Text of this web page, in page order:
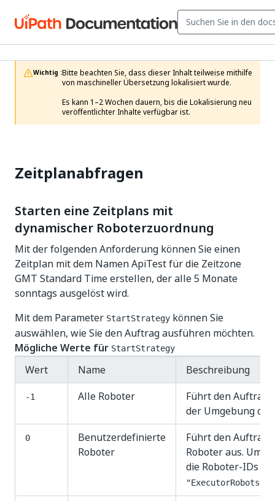
Wichtig :Bitte beachten Sie, dass dieser Inhalt teilweise mithilfe
von maschineller Übersetzung lokalisiert wurde.
Es kann 1–2 Wochen dauern, bis die Lokalisierung neu
veröffentlichter Inhalte verfügbar ist.
Zeitplanabfragen
Starten eine Zeitplans mit
dynamischer Roboterzuordnung
Mit der folgenden Anforderung können Sie einen
Zeitplan mit dem Namen ApiTest für die Zeitzone
GMT Standard Time erstellen, der alle 5 Monate
sonntags ausgelöst wird.
Mit dem Parameter StartStrategy können Sie
auswählen, wie Sie den Auftrag ausführen möchten.
Mögliche Werte für StartStrategy
Wert Name Beschreibung
-1 Alle Roboter
Führt den Auftrag
der Umgebung
0
Benutzerdefinierte
Roboter
Führt den Auftrag
Roboter aus. Um
die Roboter-IDs